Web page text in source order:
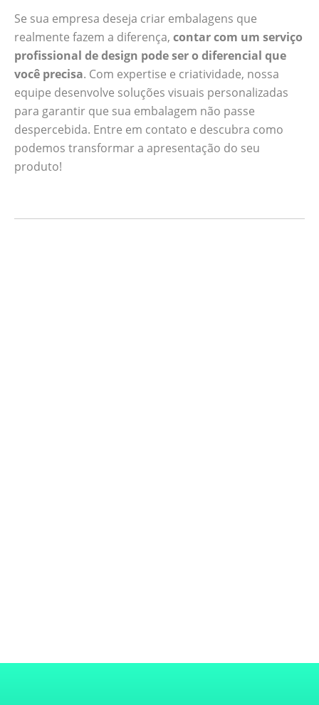
Se sua empresa deseja criar embalagens que
realmente fazem a diferença, contar com um serviço
profissional de design pode ser o diferencial que
você precisa. Com expertise e criatividade, nossa
equipe desenvolve soluções visuais personalizadas
para garantir que sua embalagem não passe
despercebida. Entre em contato e descubra como
podemos transformar a apresentação do seu
produto!